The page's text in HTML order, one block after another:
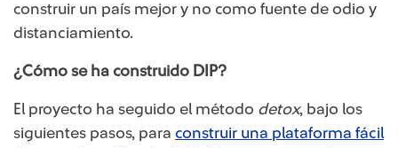
construir un país mejor y no como fuente de odio y
distanciamiento.
¿Cómo se ha construido DIP?
El proyecto ha seguido el método detox, bajo los
siguientes pasos, para construir una plataforma fácil